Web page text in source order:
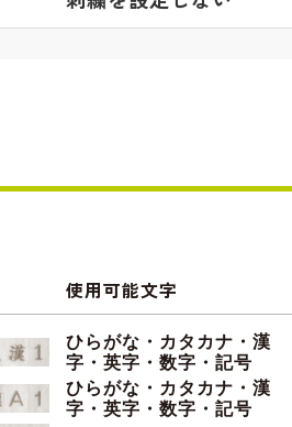
使用可能文字
ひらがな・カタカナ・漢
字・英字・数字・記号
ひらがな・カタカナ・漢
字・英字・数字・記号